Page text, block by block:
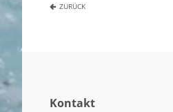
ZURÜCK
Kontakt